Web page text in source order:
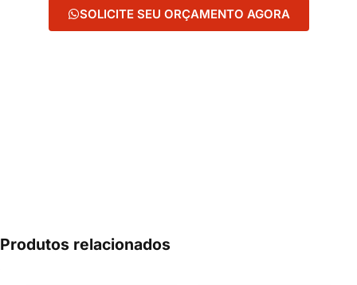
SOLICITE SEU ORÇAMENTO AGORA
Produtos relacionados